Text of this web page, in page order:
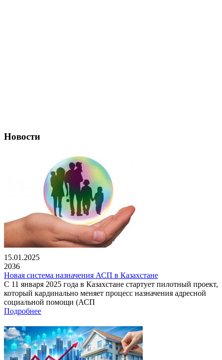
Новости
15.01.2025
2036
Новая система назначения АСП в Казахстане
С 11 января 2025 года в Казахстане стартует пилотный проект,
который кардинально меняет процесс назначения адресной
социальной помощи (АСП
Подробнее